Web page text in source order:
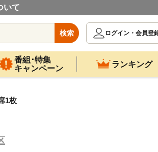
いて
検索
ログイン・会員登
番組･特集
キャンペーン
ランキング
1枚